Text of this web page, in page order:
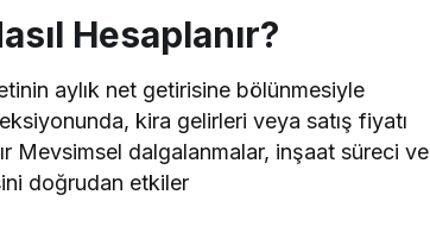
Hesaplanır?
aylık net getirisine bölünmesiyle
kira gelirleri veya satış fiyatı
Mevsimsel dalgalanmalar, inşaat süreci ve
doğrudan etkiler